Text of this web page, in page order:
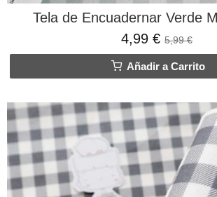
Tela de Encuadernar Verde
4,99 € 5,99 €
Añadir a Carrito